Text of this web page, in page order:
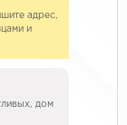
адрес,
и
дом